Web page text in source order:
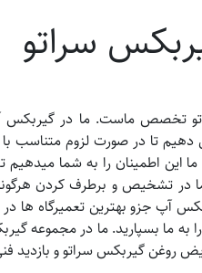
سراتو
تخصص ماست. ما در گیربکس
تا در صورت لزوم متناسب
این اطمینان را به شما
در تشخیص و برطرف کردن
آپ جزو بهترین تعمیرگاه ها
را به ما بسپارید. ما در
سراتو و بازدید فنی گیربکس سراتو با 12